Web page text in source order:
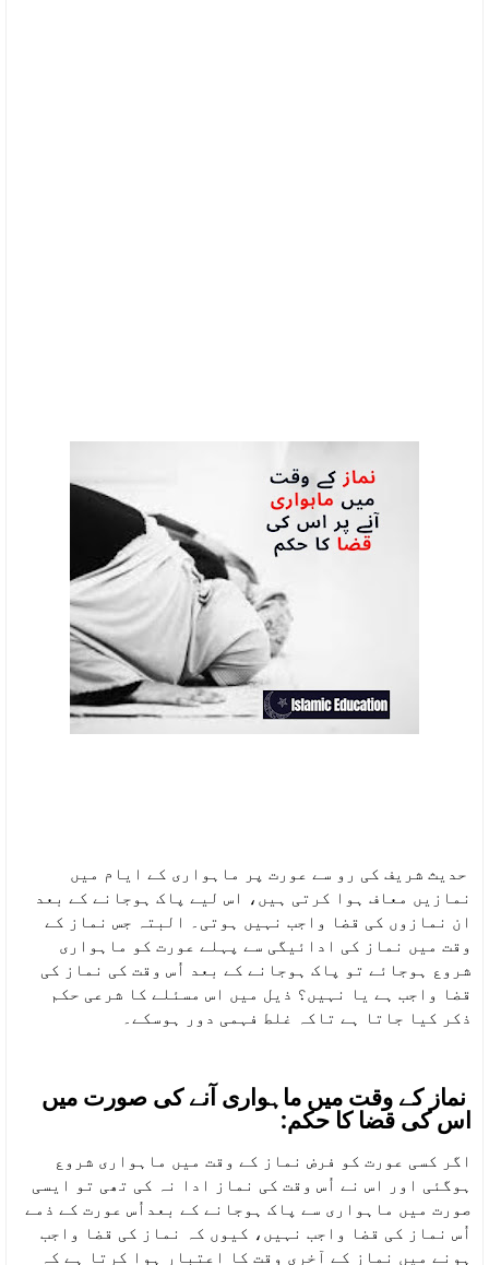
حدیث شریف کی رو سے عورت پر ماہواری کے ایام میں
نمازیں معاف ہوا کرتی ہیں، اس لیے پاک ہوجانے کے بعد
ان نمازوں کی قضا واجب نہیں ہوتی۔ البتہ جس نماز کے
وقت میں نماز کی ادائیگی سے پہلے عورت کو ماہواری
شروع ہوجائے تو پاک ہوجانے کے بعد اُس وقت کی نماز کی
قضا واجب ہے یا نہیں؟ ذیل میں اس مسئلے کا شرعی حکم
ذکر کیا جاتا ہے تاکہ غلط فہمی دور ہوسکے۔
نماز کے وقت میں ماہواری آنے کی صورت میں
اس کی قضا کا حکم:
اگر کسی عورت کو فرض نماز کے وقت میں ماہواری شروع
ہوگئی اور اس نے اُس وقت کی نماز ادا نہ کی تھی تو ایسی
صورت میں ماہواری سے پاک ہوجانے کے بعداُس عورت کے ذمے
اُس نماز کی قضا واجب نہیں، کیوں کہ نماز کی قضا واجب
ہونے میں نماز کے آخری وقت کا اعتبار ہوا کرتا ہے کہ